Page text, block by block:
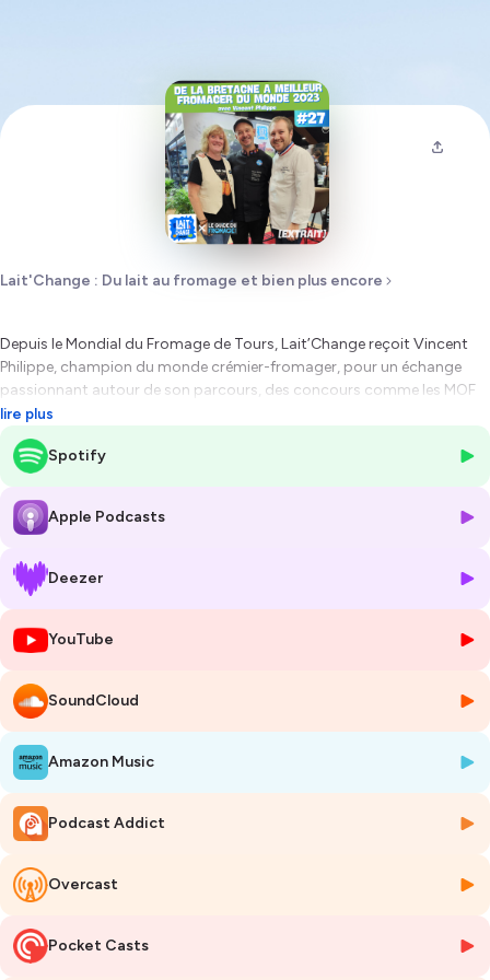
Lait'Change : Du lait au fromage et bien plus encore
Depuis le Mondial du Fromage de Tours,Lait’Changereçoit Vincent
Philippe, champion du monde crémier-fromager, pour un échange
passionnant autour de son parcours, des concours comme les MOF
et la Coupe de France, et de son métier entre affinage, transmission et
exigence. Un épisode immersif au cœur de la gastronomie française et
de l’univers du fromage, idéal pour les passionnés comme les
Lait’Change , le podcast qui vous emmène à la rencontre de celles et
Animé parRomain Le Gal
, Meilleur Ouvrier de France Fromager 2023,
chaque épisode vous plonge dans les coulisses du lait et du fromage :
producteurs, fromagers, affineurs, coopératives…
Découvrez les savoir-faire, les terroirs et les enjeux de l'agriculture sur
le plan économiques et environnementales.
👉Abonnez-vouset rejoignez nos réseaux sociaux pour vivre les
coulisses en image de notre podcast !
Facebook-Instagram
Hébergé par Ausha. Visitez
pour plus d'informations.
lire plus
Spotify
Apple Podcasts
Deezer
YouTube
SoundCloud
Amazon Music
Podcast Addict
Overcast
Pocket Casts